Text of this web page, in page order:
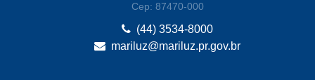
Cep: 87470-000
(44) 3534-8000
mariluz@mariluz.pr.gov.br